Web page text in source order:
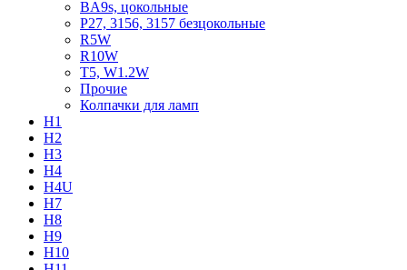
BA9s, цокольные
P27, 3156, 3157 безцокольные
R5W
R10W
T5, W1.2W
Прочие
Колпачки для ламп
H1
H2
H3
H4
H4U
H7
H8
H9
H10